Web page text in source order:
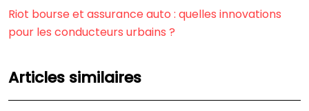
Riot bourse et assurance auto : quelles innovations
pour les conducteurs urbains ?
Articles similaires